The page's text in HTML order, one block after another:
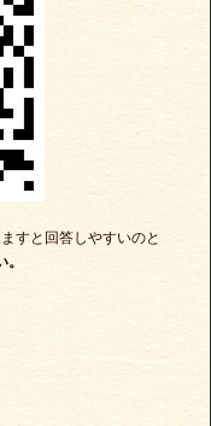
すと回答しやすいのと